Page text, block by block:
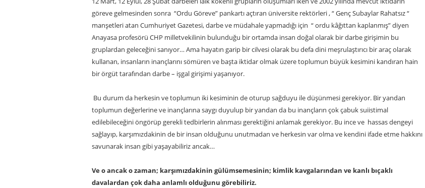
göreve gelmesinden sonra “Ordu Göreve” pankartı açtıran üniversite rektörleri , “ Genç Subaylar Rahatsız “
manşetleri atan Cumhuriyet Gazetesi, darbe ve müdahale yapmadığı için “ ordu kâğıttan kaplanmış” diyen
Anayasa profesörü CHP milletvekilinin bulunduğu bir ortamda insan doğal olarak bir darbe girişimin bu
gruplardan geleceğini sanıyor… Ama hayatın garip bir cilvesi olarak bu defa dini meşrulaştırıcı bir araç olarak
kullanan, insanların inançlarını sömüren ve başta iktidar olmak üzere toplumun büyük kesimini kandıran hain
bir örgüt tarafından darbe – işgal girişimi yaşanıyor.
Bu durum da herkesin ve toplumun iki kesiminin de oturup sağduyu ile düşünmesi gerekiyor. Bir yandan
toplumun değerlerine ve inançlarına saygı duyulup bir yandan da bu inançların çok çabuk suiistimal
edilebileceğini öngörüp gerekli tedbirlerin alınması gerektiğini anlamak gerekiyor. Bu ince ve hassas dengeyi
sağlayıp, karşımızdakinin de bir insan olduğunu unutmadan ve herkesin var olma ve kendini ifade etme hakkını
savunarak insan gibi yaşayabiliriz ancak…
Ve o ancak o zaman; karşımızdakinin gülümsemesinin; kimlik kavgalarından ve kanlı bıçaklı
davalardan çok daha anlamlı olduğunu görebiliriz.